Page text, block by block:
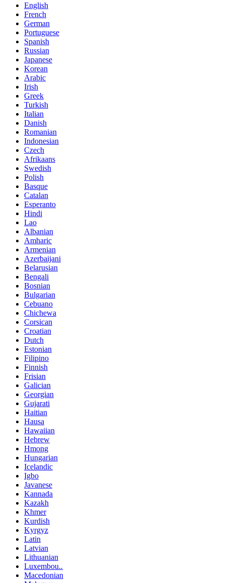
English
French
German
Portuguese
Spanish
Russian
Japanese
Korean
Arabic
Irish
Greek
Turkish
Italian
Danish
Romanian
Indonesian
Czech
Afrikaans
Swedish
Polish
Basque
Catalan
Esperanto
Hindi
Lao
Albanian
Amharic
Armenian
Azerbaijani
Belarusian
Bengali
Bosnian
Bulgarian
Cebuano
Chichewa
Corsican
Croatian
Dutch
Estonian
Filipino
Finnish
Frisian
Galician
Georgian
Gujarati
Haitian
Hausa
Hawaiian
Hebrew
Hmong
Hungarian
Icelandic
Igbo
Javanese
Kannada
Kazakh
Khmer
Kurdish
Kyrgyz
Latin
Latvian
Lithuanian
Luxembou..
Macedonian